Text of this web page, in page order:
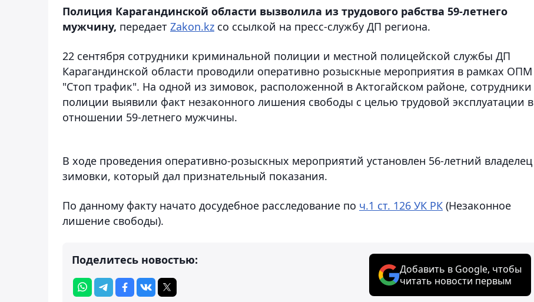
Полиция Карагандинской области вызволила из трудового рабства 59-летнего
мужчину, передает Zakon.kz со ссылкой на пресс-службу ДП региона.
22 сентября сотрудники криминальной полиции и местной полицейской службы ДП
Карагандинской области проводили оперативно розыскные мероприятия в рамках ОПМ
"Стоп трафик". На одной из зимовок, расположенной в Актогайском районе, сотрудники
полиции выявили факт незаконного лишения свободы с целью трудовой эксплуатации в
отношении 59-летнего мужчины.
В ходе проведения оперативно-розыскных мероприятий установлен 56-летний владелец
зимовки, который дал признательный показания.
По данному факту начато досудебное расследование по ч.1 ст. 126 УК РК (Незаконное
лишение свободы).
Поделитесь новостью:
Добавить в Google, чтобы
читать новости первым